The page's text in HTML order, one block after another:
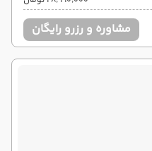
مشاوره و رزرو رایگان